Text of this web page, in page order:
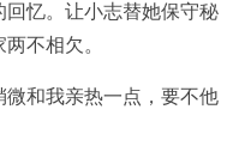
忆。让小志替她保守秘
不相欠。
和我亲热一点，要不他